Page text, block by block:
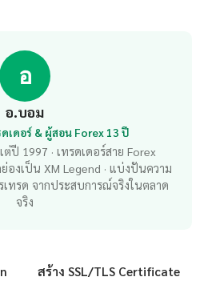
อ
อ.บอม
ดเดอร์ & ผู้สอน Forex 13 ปี
ปี 1997 · เทรดเดอร์สาย Forex
องเป็น XM Legend · แบ่งปันความ
เทรด จากประสบการณ์จริงในตลาด
จริง
สร้าง SSL/TLS Certificate